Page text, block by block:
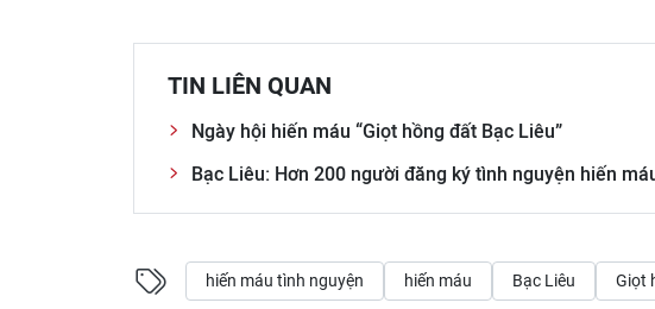
TIN LIÊN QUAN
Ngày hội hiến máu “Giọt hồng đất Bạc Liêu”
Bạc Liêu: Hơn 200 người đăng ký tình nguyện hiến
hiến máu tình nguyện hiến máu Bạc Liêu Giọt